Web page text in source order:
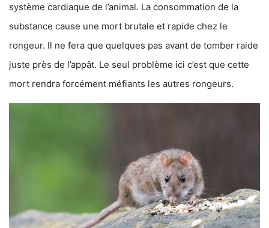
système cardiaque de l’animal. La consommation de la
substance cause une mort brutale et rapide chez le
rongeur. Il ne fera que quelques pas avant de tomber raide
juste près de l’appât. Le seul problème ici c’est que cette
mort rendra forcément méfiants les autres rongeurs.